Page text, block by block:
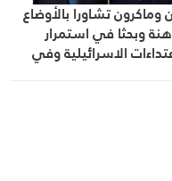
وماكرون تشاورا بالأوضاع
وبحثا في استمرار
الاسرائيلية وفي